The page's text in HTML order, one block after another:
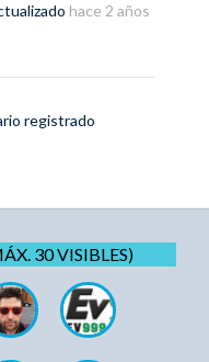
hace 2 años
registrado
30 VISIBLES)